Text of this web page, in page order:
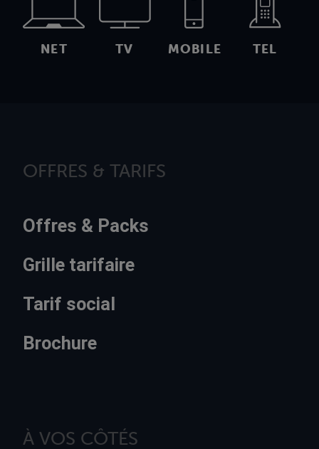
NET TV MOBILE TEL
OFFRES & TARIFS
Offres & Packs
Grille tarifaire
Tarif social
Brochure
À VOS CÔTÉS